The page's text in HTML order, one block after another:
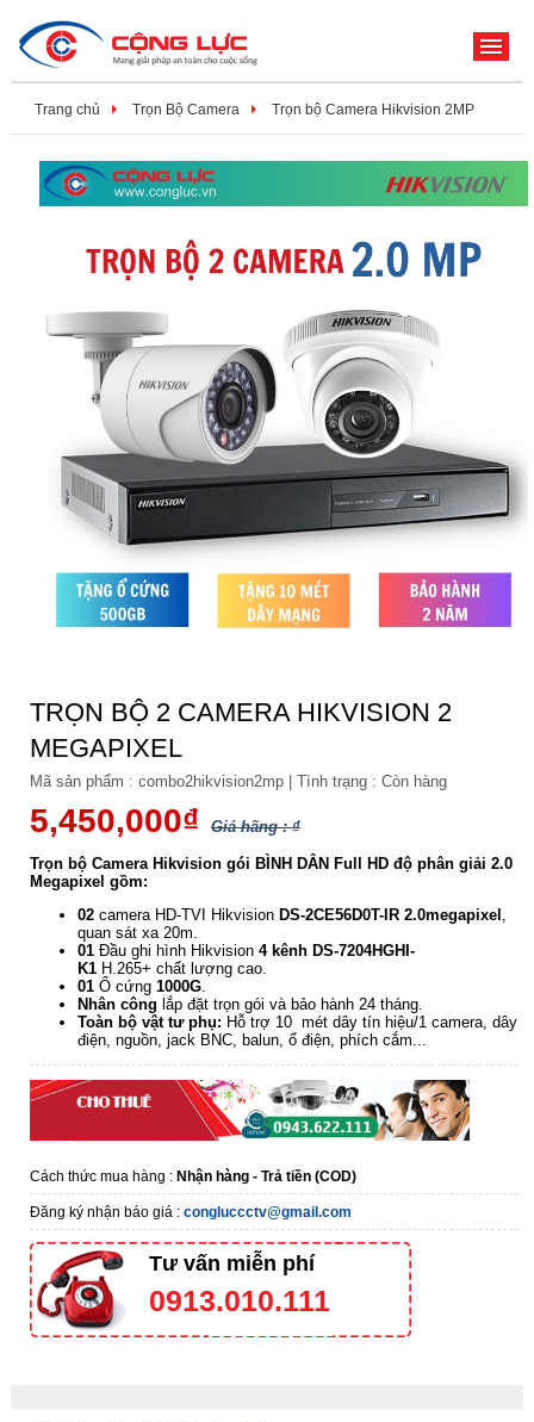
Trang chủ Trọn Bộ Camera Trọn bộ Camera Hikvision 2MP
TRỌN BỘ 2 CAMERA HIKVISION 2
MEGAPIXEL
Mã sản phẩm : combo2hikvision2mp | Tình trạng : Còn hàng
5,450,000₫ Giá hãng : ₫
Trọn bộ Camera Hikvision gói BÌNH DÂN Full HD độ phân giải 2.0
Megapixel gồm:
02 camera HD-TVI Hikvision DS-2CE56D0T-IR 2.0megapixel
quan sát xa 20m.
01Đầu ghi hình Hikvision4 kênh DS-7204HGHI-
K1H.265+ chất lượng cao.
01Ổ cứng 1000G.
Nhân công lắp đặt trọn gói và bảo hành 24 tháng.
Toàn bộ vật tư phụ: Hỗ trợ 10 mét dây tín hiệu/1 camera, dây
điện, nguồn, jack BNC, balun, ổ điện, phích cắm...
Cách thức mua hàng : Nhận hàng - Trả tiền (COD)
Đăng ký nhận báo giá : congluccctv@gmail.com
Tư vấn miễn phí
0913.010.111